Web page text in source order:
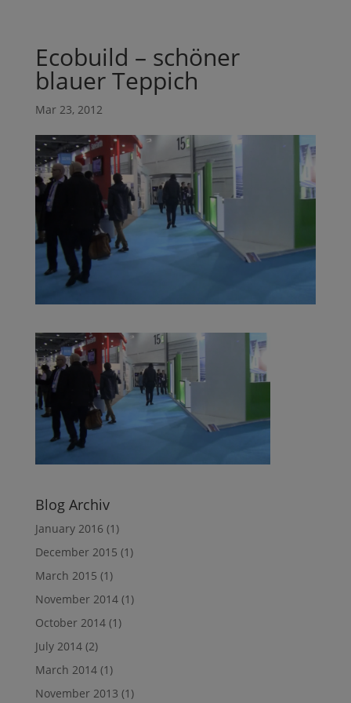
Ecobuild – schöner
blauer Teppich
Mar 23, 2012
Blog Archiv
January 2016 (1)
December 2015 (1)
March 2015 (1)
November 2014(1)
October 2014(1)
July 2014(2)
March 2014(1)
November 2013 (1)